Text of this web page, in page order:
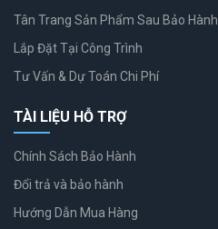
Tân Trang Sản Phẩm Sau Bảo Hành
Lắp Đặt Tại Công Trình
Tư Vấn & Dự Toán Chi Phí
TÀI LIỆU HỖ TRỢ
Chính Sách Bảo Hành
Đổi trả và bảo hành
Hướng Dẫn Mua Hàng